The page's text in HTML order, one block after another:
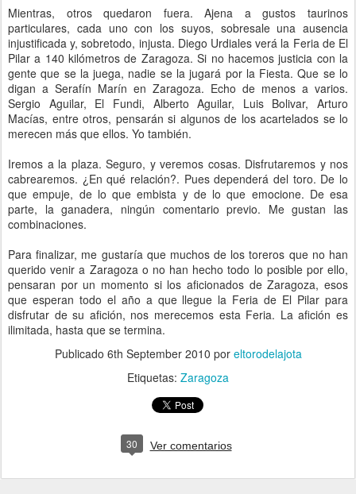
Mientras, otros quedaron fuera. Ajena a gustos taurinos
particulares, cada uno con los suyos, sobresale una ausencia
injustificada y, sobretodo, injusta. Diego Urdiales verá la Feria de El
Pilar a 140 kilómetros de Zaragoza. Si no hacemos justicia con la
gente que se la juega, nadie se la jugará por la Fiesta. Que se lo
digan a Serafín Marín en Zaragoza. Echo de menos a varios.
Sergio Aguilar, El Fundi, Alberto Aguilar, Luis Bolivar, Arturo
Macías, entre otros, pensarán si algunos de los acartelados se lo
merecen más que ellos. Yo también.
Iremos a la plaza. Seguro, y veremos cosas. Disfrutaremos y nos
cabrearemos. ¿En qué relación?. Pues dependerá del toro. De lo
que empuje, de lo que embista y de lo que emocione. De esa
parte, la ganadera, ningún comentario previo. Me gustan las
combinaciones.
Para finalizar, me gustaría que muchos de los toreros que no han
querido venir a Zaragoza o no han hecho todo lo posible por ello,
pensaran por un momento si los aficionados de Zaragoza, esos
que esperan todo el año a que llegue la Feria de El Pilar para
disfrutar de su afición, nos merecemos esta Feria. La afición es
ilimitada, hasta que se termina.
Publicado 6th September 2010 por eltorodelajota
Etiquetas: Zaragoza
30 Ver comentarios